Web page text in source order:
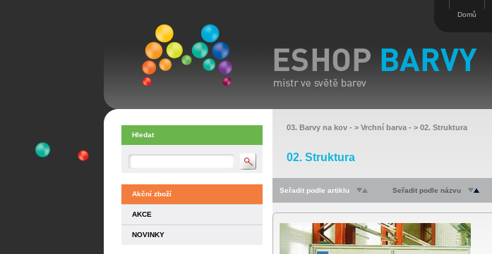
Domů
Hledat
Akční zboží
AKCE
NOVINKY
03. Barvy na kov - > Vrchní barva - > 02. Struktura
02. Struktura
Seřadit podle artiklu Seřadit podle názvu